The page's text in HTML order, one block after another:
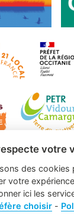
votre
des cookies
votre
ici les
choisir -